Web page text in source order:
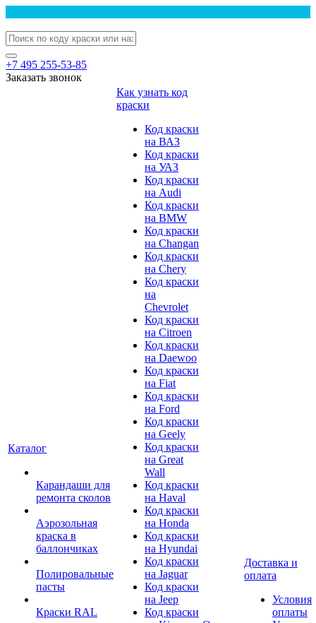
+7 495 255-53-85
Заказать звонок
Каталог
Карандаши для
ремонта сколов
Аэрозольная
краска в
баллончиках
Полировальные
пасты
Краски RAL
Как узнать код
краски
Код краски
на ВАЗ
Код краски
на УАЗ
Код краски
на Audi
Код краски
на BMW
Код краски
на Changan
Код краски
на Chery
Код краски
на
Chevrolet
Код краски
на Citroen
Код краски
на Daewoo
Код краски
на Fiat
Код краски
на Ford
Код краски
на Geely
Код краски
на Great
Wall
Код краски
на Haval
Код краски
на Honda
Код краски
на Hyundai
Код краски
на Jaguar
Код краски
на Jeep
Код краски
Доставка и
оплата
Условия
оплаты